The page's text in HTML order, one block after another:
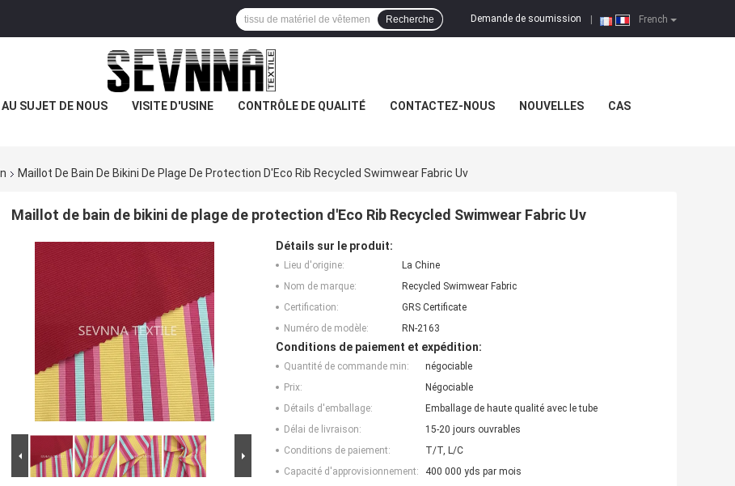
French
Demande de soumission
Recherche
AU SUJET DE NOUS VISITE D'USINE CONTRÔLE DE QUALITÉ CONTACTEZ-NOUS NOUVELLES CAS
Maillot De Bain De Bikini De Plage De Protection D'Eco Rib Recycled Swimwear Fabric Uv
Maillot de bain de bikini de plage de protection d'Eco Rib Recycled Swimwear Fabric Uv
Détails sur le produit:
Lieu d'origine:
La Chine
Nom de marque:
Recycled Swimwear Fabric
Certification:
GRS Certificate
Numéro de modèle:
RN-2163
Conditions de paiement et expédition:
Quantité de commande min:
négociable
Prix:
Négociable
Détails d'emballage:
Emballage de haute qualité avec le tube
Délai de livraison:
15-20 jours ouvrables
Conditions de paiement:
T/T, L/C
Capacité d'approvisionnement:
400 000 yds par mois